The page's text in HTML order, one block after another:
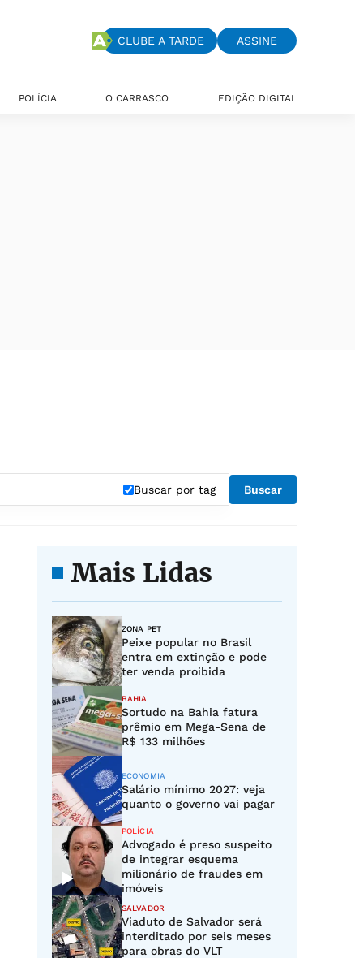
CLUBE A TARDE ASSINE
POLÍCIA O CARRASCO EDIÇÃO DIGITAL
Buscar por tag Buscar
Mais Lidas
ZONA PET
Peixe popular no Brasil
entra em extinção e pode
ter venda proibida
BAHIA
Sortudo na Bahia fatura
prêmio em Mega-Sena de
R$ 133 milhões
ECONOMIA
Salário mínimo 2027: veja
quanto o governo vai pagar
POLÍCIA
Advogado é preso suspeito
de integrar esquema
milionário de fraudes em
imóveis
SALVADOR
Viaduto de Salvador será
interditado por seis meses
para obras do VLT